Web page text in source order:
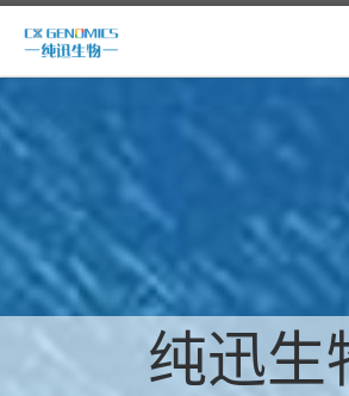
Skip to content
纯迅生